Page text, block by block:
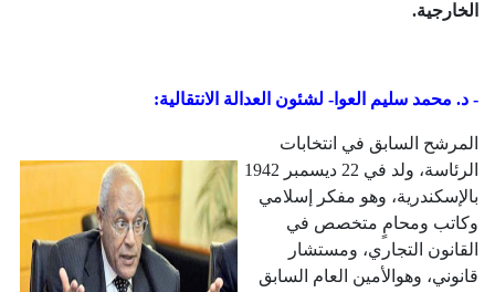
الخارجية.
- د. محمد سليم العوا- لشئون العدالة الانتقالية:
المرشح السابق في انتخابات
الرئاسة، ولد في 22 ديسمبر 1942
بالإسكندرية، وهو مفكر إسلامي
وكاتب ومحامٍ متخصص في
القانون التجاري، ومستشار
قانوني، وهوالأمين العام السابق